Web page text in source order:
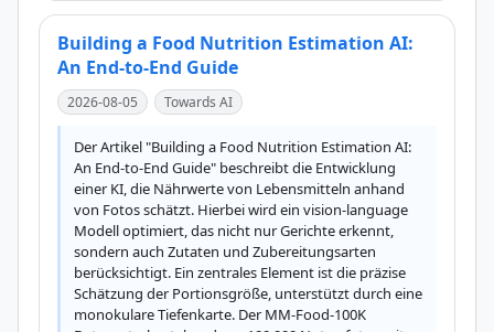
Building a Food Nutrition Estimation AI:
An End-to-End Guide
2026-08-05 Towards AI
Der Artikel "Building a Food Nutrition Estimation AI:
An End-to-End Guide" beschreibt die Entwicklung
einer KI, die Nährwerte von Lebensmitteln anhand
von Fotos schätzt. Hierbei wird ein vision-language
Modell optimiert, das nicht nur Gerichte erkennt,
sondern auch Zutaten und Zubereitungsarten
berücksichtigt. Ein zentrales Element ist die präzise
Schätzung der Portionsgröße, unterstützt durch eine
monokulare Tiefenkarte. Der MM-Food-100K